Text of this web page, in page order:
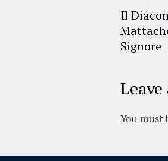
Il
Signore
You must